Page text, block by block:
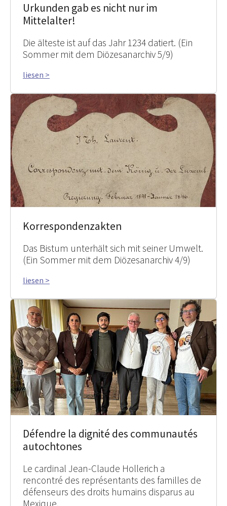
Urkunden gab es nicht nur im
Mittelalter!
Die älteste ist auf das Jahr 1234 datiert. (Ein
Sommer mit dem Diözesanarchiv 5/9)
liesen >
Korrespondenzakten
Das Bistum unterhält sich mit seiner Umwelt.
(Ein Sommer mit dem Diözesanarchiv 4/9)
liesen >
Défendre la dignité des communautés
autochtones
Le cardinal Jean-Claude Hollerich a
rencontré des représentants des familles de
défenseurs des droits humains disparus au